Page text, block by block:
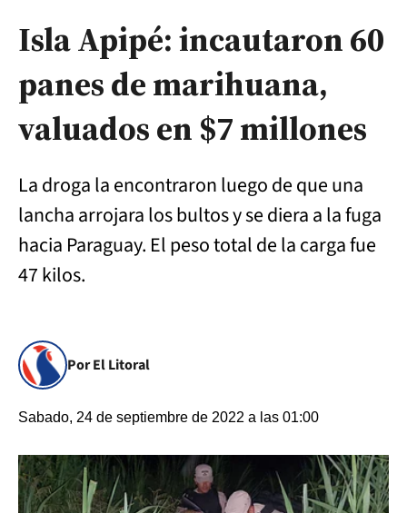
Isla Apipé: incautaron 60
panes de marihuana,
valuados en $7 millones
La droga la encontraron luego de que una
lancha arrojara los bultos y se diera a la fuga
hacia Paraguay. El peso total de la carga fue
47 kilos.
Por El Litoral
Sabado, 24 de septiembre de 2022 a las 01:00